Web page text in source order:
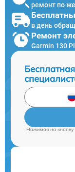
ремонт по
в день
Ремонт
Garmin 130
Нажимая на кнопку